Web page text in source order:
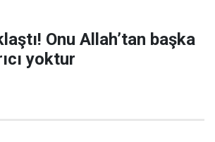
Onu Allah’tan başka
yoktur